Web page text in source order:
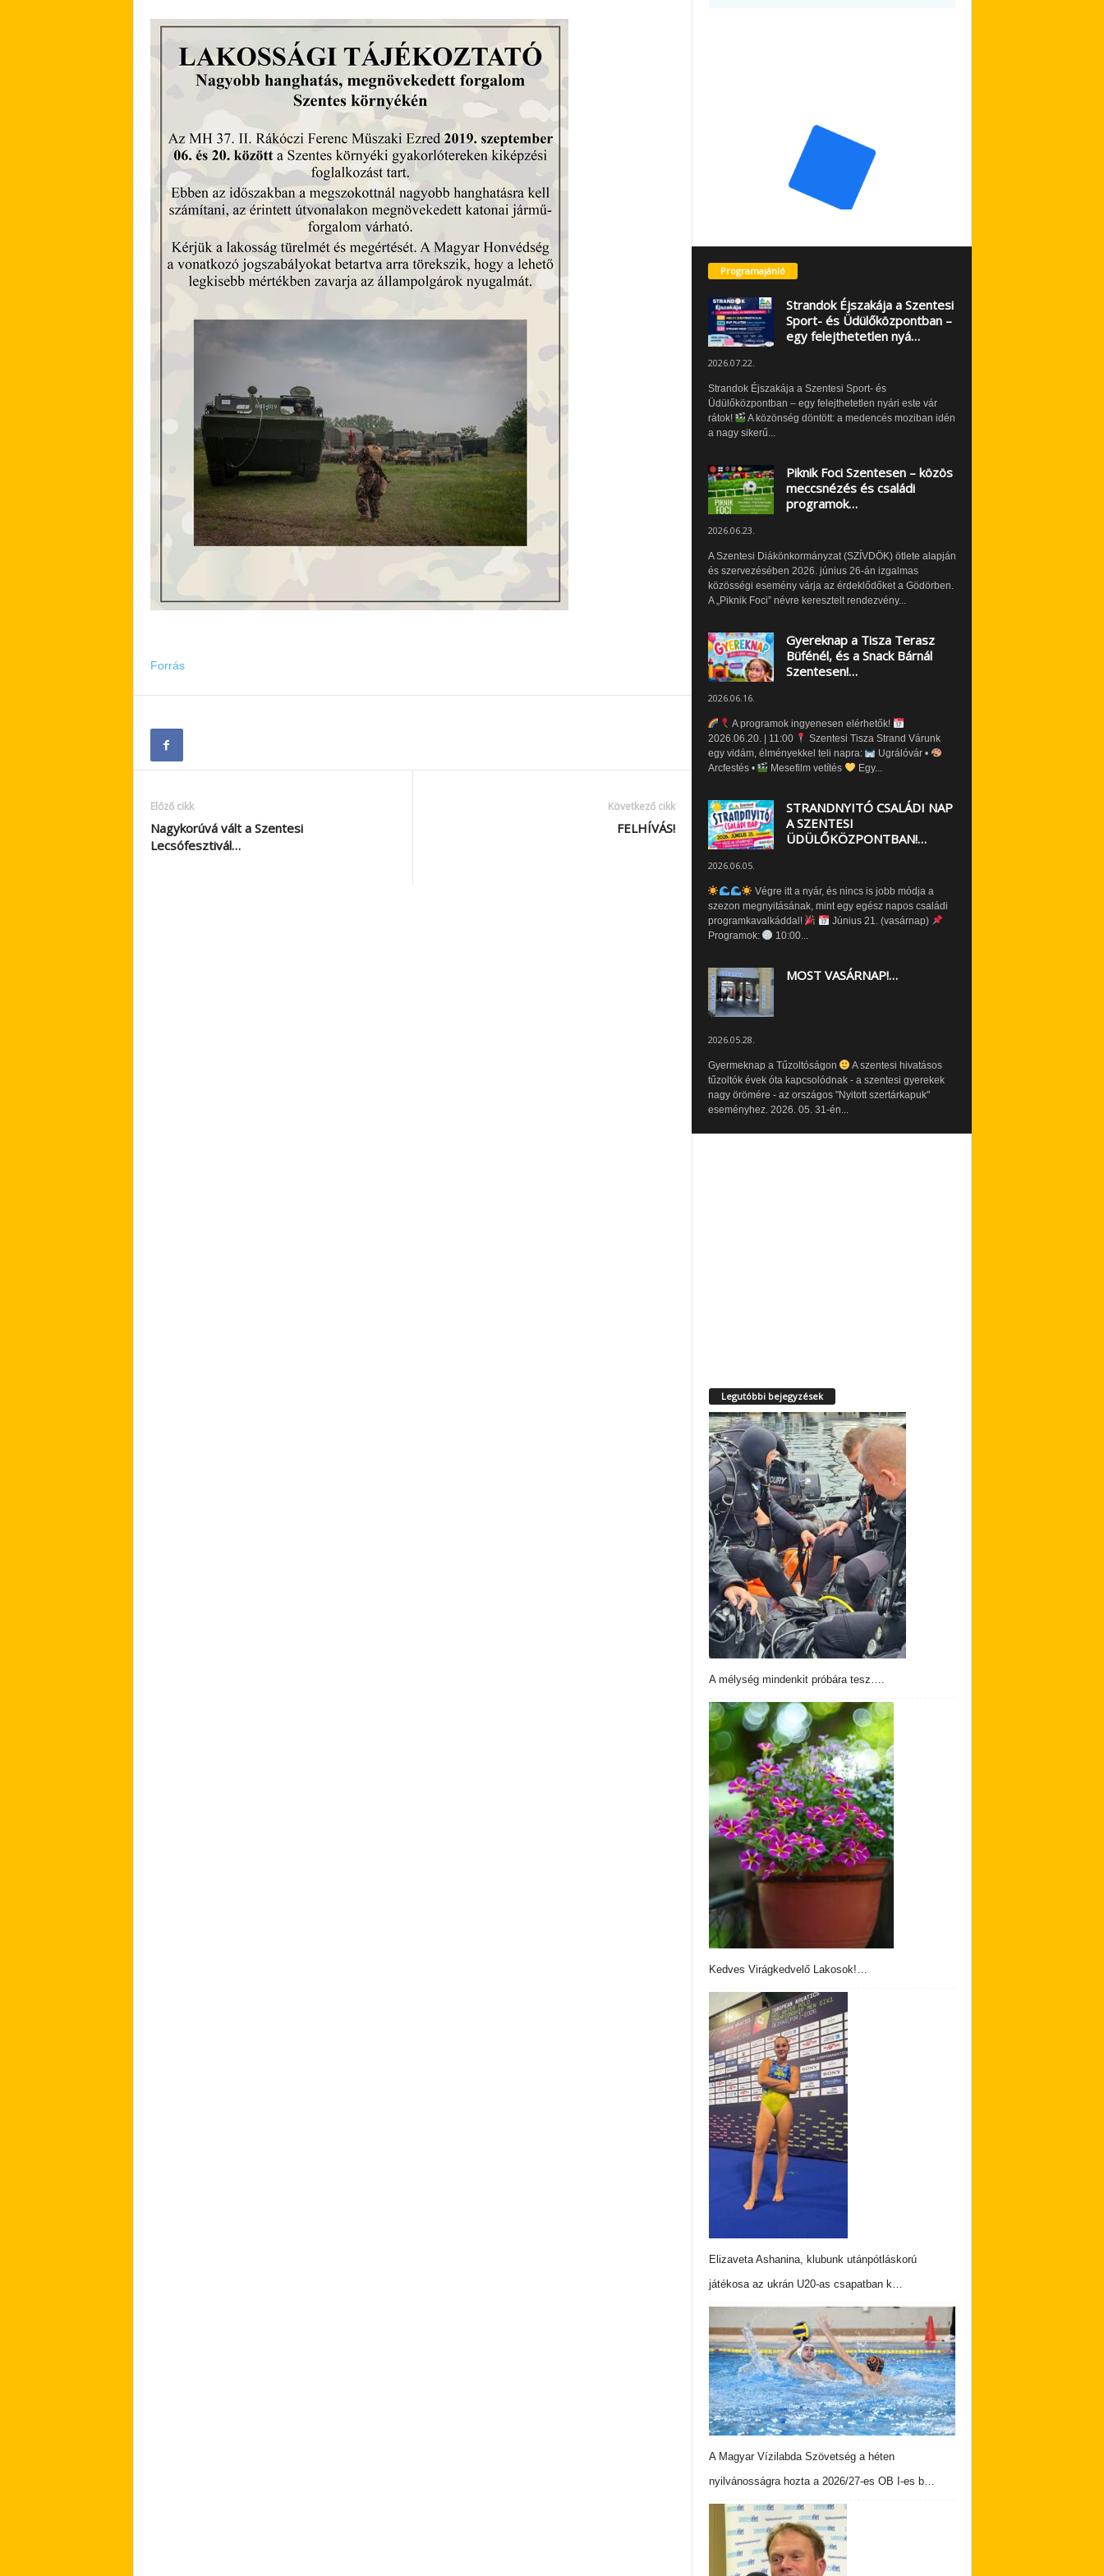
Forrás
Előző cikk
Nagykorúvá vált a Szentesi
Lecsófesztivál…
Következő cikk
FELHÍVÁS!
Programajánló
Strandok Éjszakája a Szentesi
Sport- és Üdülőközpontban –
egy felejthetetlen nyá…
2026.07.22.
Strandok Éjszakája a Szentesi Sport- és
Üdülőközpontban – egy felejthetetlen nyári este vár
rátok!
A közönség döntött: a medencés moziban idén
a nagy sikerű...
Piknik Foci Szentesen – közös
meccsnézés és családi
programok…
2026.06.23.
A Szentesi Diákönkormányzat (SZÍVDÖK) ötlete alapján
és szervezésében 2026. június 26-án izgalmas
közösségi esemény várja az érdeklődőket a Gödörben.
A „Piknik Foci” névre keresztelt rendezvény...
Gyereknap a Tisza Terasz
Büfénél, és a Snack Bárnál
Szentesen!…
2026.06.16.
A programok ingyenesen elérhetők!
2026.06.20. | 11:00
Szentesi Tisza Strand Várunk
egy vidám, élményekkel teli napra:
Ugrálóvár •
Arcfestés •
Mesefilm vetítés Egy...
STRANDNYITÓ CSALÁDI NAP
A SZENTESI
ÜDÜLŐKÖZPONTBAN!…
2026.06.05.
Végre itt a nyár, és nincs is jobb módja a
szezon megnyitásának, mint egy egész napos családi
programkavalkáddal!
Június 21. (vasárnap)
Programok:
10:00...
MOST VASÁRNAP!…
2026.05.28.
Gyermeknap a Tűzoltóságon
A szentesi hivatásos
tűzoltók évek óta kapcsolódnak - a szentesi gyerekek
nagy örömére - az országos "Nyitott szertárkapuk"
eseményhez. 2026. 05. 31-én...
Legutóbbi bejegyzések
A mélység mindenkit próbára tesz….
Kedves Virágkedvelő Lakosok!…
Elizaveta Ashanina, klubunk utánpótláskorú
játékosa az ukrán U20-as csapatban k…
A Magyar Vízilabda Szövetség a héten
nyilvánosságra hozta a 2026/27-es OB I-es b…